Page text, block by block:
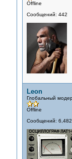
Offline
Сообщений: 442
Leon
Глобальный
Offline
Сообщений: 6,482